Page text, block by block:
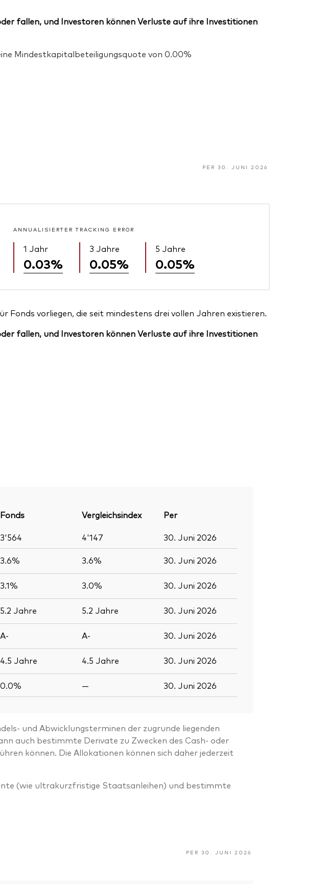
fallen, und Investoren können Verluste auf ihre Investitionen
Mindestkapitalbeteiligungsquote von 0.00%
PER 30. JUNI 2026
ANNUALISIERTER TRACKING ERROR
1 Jahr
0.03%
3 Jahre
0.05%
5 Jahre
0.05%
vorliegen, die seit mindestens drei vollen Jahren existieren.
fallen, und Investoren können Verluste auf ihre Investitionen
Fonds Vergleichsindex
Per
3'564 4'147 30. Juni 2026
3.6% 3.6% 30. Juni 2026
3.1% 3.0% 30. Juni 2026
5.2 Jahre 5.2 Jahre 30. Juni 2026
A- A- 30. Juni 2026
4.5 Jahre 4.5 Jahre 30. Juni 2026
0.0% — 30. Juni 2026
und Abwicklungsterminen der zugrunde liegenden
auch bestimmte Derivate zu Zwecken des Cash- oder
können. Die Allokationen können sich daher jederzeit
(wie ultrakurzfristige Staatsanleihen) und bestimmte
PER 30. JUNI 2026